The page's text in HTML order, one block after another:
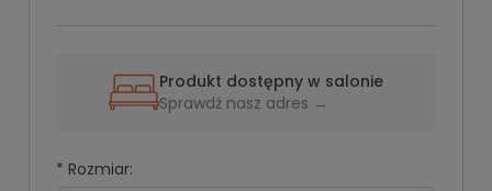
Produkt dostępny w salonie
Sprawdź nasz adres →
* Rozmiar: